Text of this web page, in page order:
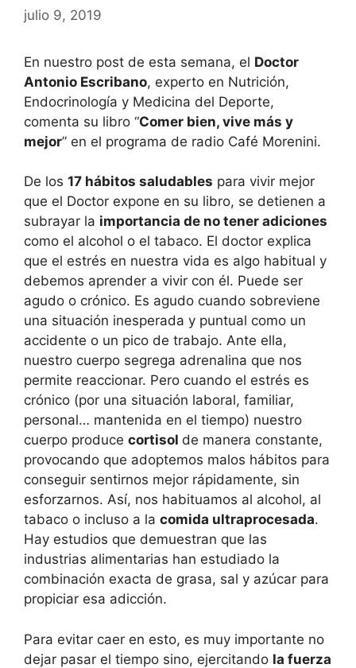
julio 9, 2019
En nuestro post de esta semana, el Doctor
Antonio Escribano, experto en Nutrición,
Endocrinología y Medicina del Deporte,
comenta su libro “Comer bien, vive más y
mejor” en el programa de radio Café Morenini.
De los 17 hábitos saludables para vivir mejor
que el Doctor expone en su libro, se detienen a
subrayar la importancia de no tener adiciones
como el alcohol o el tabaco. El doctor explica
que el estrés en nuestra vida es algo habitual y
debemos aprender a vivir con él. Puede ser
agudo o crónico. Es agudo cuando sobreviene
una situación inesperada y puntual como un
accidente o un pico de trabajo. Ante ella,
nuestro cuerpo segrega adrenalina que nos
permite reaccionar. Pero cuando el estrés es
crónico (por una situación laboral, familiar,
personal… mantenida en el tiempo) nuestro
cuerpo produce cortisol de manera constante,
provocando que adoptemos malos hábitos para
conseguir sentirnos mejor rápidamente, sin
esforzarnos. Así, nos habituamos al alcohol, al
tabaco o incluso a la comida ultraprocesada.
Hay estudios que demuestran que las
industrias alimentarias han estudiado la
combinación exacta de grasa, sal y azúcar para
propiciar esa adicción.
Para evitar caer en esto, es muy importante no
dejar pasar el tiempo sino, ejercitando la fuerza